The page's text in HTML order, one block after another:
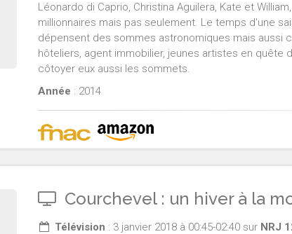
Léonardo di Caprio, Christina Aguilera, Kate et
millionnaires mais pas seulement. Le temps d'une
dépensent des sommes astronomiques mais aussi
hôteliers, agent immobilier, jeunes artistes en quête
côtoyer eux aussi les sommets.
Année : 2014
Courchevel : un hiver à la
Télévision : 3 janvier 2018 à 00:45-02:40 sur NRJ